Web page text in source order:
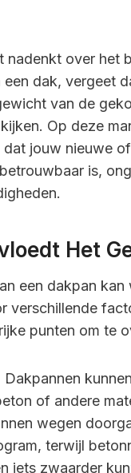
nadenkt over het
een dak, vergeet
van de
Op deze
jouw nieuwe
is,
Het
een dakpan kan
verschillende
punten om te
Dakpannen
of andere
wegen
terwijl
iets zwaarder